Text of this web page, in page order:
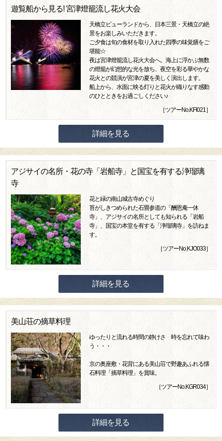
遊覧船から見る! 宮津燈籠流し花火大会
天橋立ビューランドから、日本三景・天橋立の絶
景をお楽しみいただきます。
ご夕食は旬の食材を取り入れた四季の味覚膳をご
堪能☆
夜は宮津燈籠流し花火大会へ。海上に浮かぶ無数
の燈籠が幻想的な光を放ち、夜空を彩る華やかな
花火との競演が宮津の夏を美しく演出します。
船上から、水面に映る灯りと花火が織りなす感動
のひとときをお過ごしください♪
［ツアーNo.KFI021］
詳細を見る
アジサイの名所・花の寺「岩船寺」と国宝を有する浄瑠璃
寺
花と緑の南山城古寺めぐり
苔がしきつめられた石畳参道の「酬恩庵一休
寺」、アジサイの名所としても知られる「岩船
寺」、国宝の本堂を有する「浄瑠璃寺」を訪ねま
す。
［ツアーNo.KJO033］
詳細を見る
美山荘の摘草料理
ゆったりと流れる時間の静けさ 時を忘れて味わ
う・・・
京の奥座敷・花背にある美山荘で野趣あふれる懐
石料理「摘草料理」を賞味。
［ツアーNo.KGR034］
詳細を見る